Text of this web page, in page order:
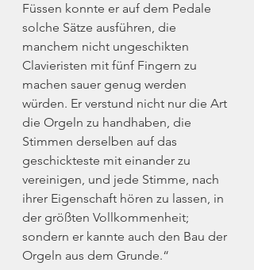
Füssen konnte er auf dem Pedale
solche Sätze ausführen, die
manchem nicht ungeschikten
Clavieristen mit fünf Fingern zu
machen sauer genug werden
würden. Er verstund nicht nur die Art
die Orgeln zu handhaben, die
Stimmen derselben auf das
geschickteste mit einander zu
vereinigen, und jede Stimme, nach
ihrer Eigenschaft hören zu lassen, in
der größten Vollkommenheit;
sondern er kannte auch den Bau der
Orgeln aus dem Grunde.“